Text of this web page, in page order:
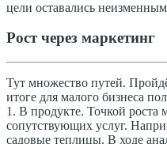
цели оставались
Рост через маркетинг
Тут множество путей.
итоге для малого бизнеса
1. В продукте. Точкой роста
сопутствующих услуг.
садовые теплицы. В ходе